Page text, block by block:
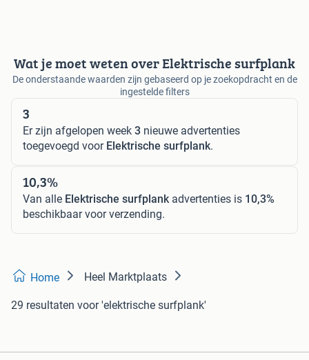
Wat je moet weten over Elektrische surfplank
De onderstaande waarden zijn gebaseerd op je zoekopdracht en de
ingestelde filters
3
Er zijn afgelopen week 3 nieuwe advertenties
toegevoegd voor Elektrische surfplank.
10,3%
Van alle Elektrische surfplank advertenties is 10,3%
beschikbaar voor verzending.
Home Heel Marktplaats
29 resultaten voor 'elektrische surfplank'